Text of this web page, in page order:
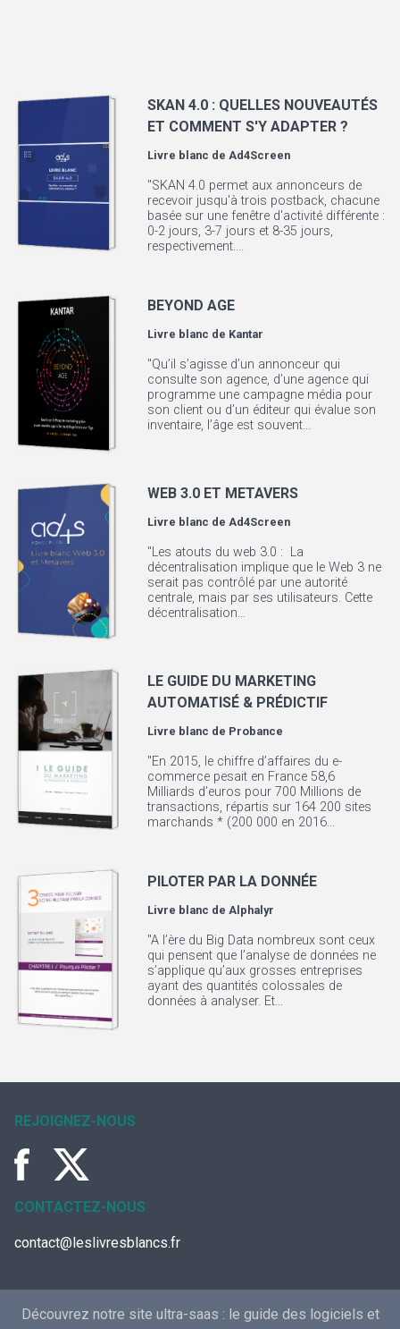
SKAN 4.0 : QUELLES NOUVEAUTÉS
ET COMMENT S'Y ADAPTER ?
Livre blanc de Ad4Screen
"SKAN 4.0 permet aux annonceurs de
recevoir jusqu'à trois postback, chacune
basée sur une fenêtre d'activité différente :
0-2 jours, 3-7 jours et 8-35 jours,
respectivement....
BEYOND AGE
Livre blanc de Kantar
"Qu’il s’agisse d’un annonceur qui
consulte son agence, d’une agence qui
programme une campagne média pour
son client ou d’un éditeur qui évalue son
inventaire, l’âge est souvent...
WEB 3.0 ET METAVERS
Livre blanc de Ad4Screen
"Les atouts du web 3.0 : La
décentralisation implique que le Web 3 ne
serait pas contrôlé par une autorité
centrale, mais par ses utilisateurs. Cette
décentralisation...
LE GUIDE DU MARKETING
AUTOMATISÉ & PRÉDICTIF
Livre blanc de Probance
"En 2015, le chiffre d’affaires du e-
commerce pesait en France 58,6
Milliards d’euros pour 700 Millions de
transactions, répartis sur 164 200 sites
marchands * (200 000 en 2016...
PILOTER PAR LA DONNÉE
Livre blanc de Alphalyr
"A l’ère du Big Data nombreux sont ceux
qui pensent que l’analyse de données ne
s’applique qu’aux grosses entreprises
ayant des quantités colossales de
données à analyser. Et...
REJOIGNEZ-NOUS
CONTACTEZ-NOUS
contact@leslivresblancs.fr
Découvrez notre site ultra-saas : le guide des logiciels et